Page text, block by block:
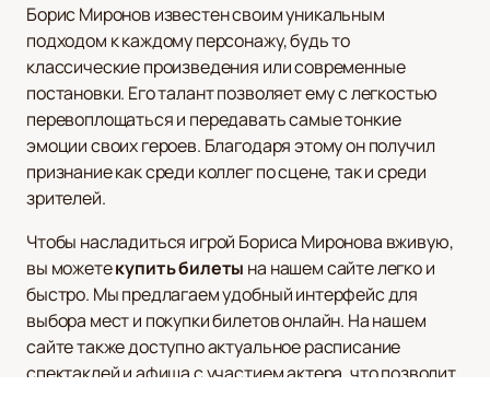
Борис Миронов известен своим уникальным
подходом к каждому персонажу, будь то
классические произведения или современные
постановки. Его талант позволяет ему с легкостью
перевоплощаться и передавать самые тонкие
эмоции своих героев. Благодаря этому он получил
признание как среди коллег по сцене, так и среди
зрителей.
Чтобы насладиться игрой Бориса Миронова вживую,
вы можетекупить билеты на нашем сайте легко и
быстро. Мы предлагаем удобный интерфейс для
выбора мест и покупки билетов онлайн. На нашем
сайте также доступно актуальное расписание
спектаклей и афиша с участием актера, что позволит